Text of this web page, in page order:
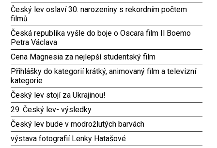
Český lev oslaví 30. narozeniny s rekordním počtem
filmů
Česká republika vyšle do boje o Oscara film Il Boemo
Petra Václava
Cena Magnesia za nejlepší studentský film
Přihlášky do kategorií krátký, animovaný film a televizní
kategorie
Český lev stojí za Ukrajinou!
29. Český lev- výsledky
Český lev bude v modrožlutých barvách
výstava fotografií Lenky Hatašové